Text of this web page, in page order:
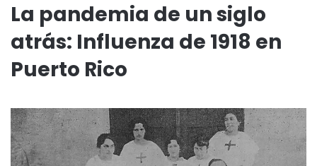
La pandemia de un siglo
atrás: Influenza de 1918 en
Puerto Rico